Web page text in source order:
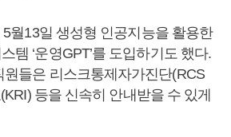
월13일 생성형 인공지능을 활용한
템 ‘운영GPT’를 도입하기도 했다.
원들은 리스크통제자가진단(RCS
등을 신속히 안내받을 수 있게